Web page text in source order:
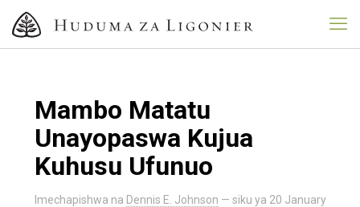
Mambo Matatu
Unayopaswa Kujua
Kuhusu Ufunuo
Imechapishwa na Dennis E. Johnson — siku ya 20 January